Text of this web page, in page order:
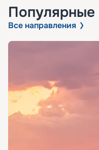
Популярные
Все направления